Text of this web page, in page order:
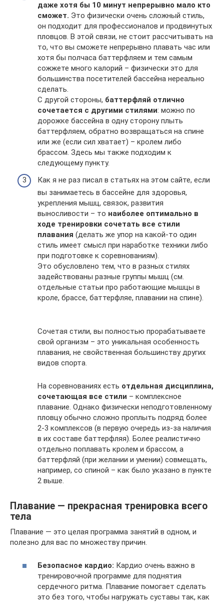
даже хотя бы 10 минут непрерывно мало кто
сможет. Это физически очень сложный стиль,
он подходит для профессионалов и продвинутых
пловцов. В этой связи, не стоит рассчитывать на
то, что вы сможете непрерывно плавать час или
хотя бы полчаса баттерфляем и тем самым
сожжете много калорий – физически это для
большинства посетителей бассейна нереально
сделать.
С другой стороны, баттерфляй отлично
сочетается с другими стилями: можно по
дорожке бассейна в одну сторону плыть
баттерфляем, обратно возвращаться на спине
или же (если сил хватает) – кролем либо
брассом. Здесь мы также подходим к
следующему пункту.
Как я не раз писал в статьях на этом сайте, если
вы занимаетесь в бассейне для здоровья,
укрепления мышц, связок, развития
выносливости – то наиболее оптимально в
ходе тренировки сочетать все стили
плавания (делать же упор на какой-то один
стиль имеет смысл при наработке техники либо
при подготовке к соревнованиям).
Это обусловлено тем, что в разных стилях
задействованы разные группы мышц (см.
отдельные статьи про работающие мышцы в
кроле, брассе, баттерфляе, плавании на спине).
Сочетая стили, вы полностью прорабатываете
свой организм – это уникальная особенность
плавания, не свойственная большинству других
видов спорта.
На соревнованиях есть отдельная дисциплина,
сочетающая все стили – комплексное
плавание. Однако физически неподготовленному
пловцу обычно сложно проплыть подряд более
2-3 комплексов (в первую очередь из-за наличия
в их составе баттерфляя). Более реалистично
отдельно поплавать кролем и брассом, а
баттерфляй (при желании и умении) совмещать,
например, со спиной – как было указано в пункте
2 выше.
Плавание — прекрасная тренировка всего
тела
Плавание — это целая программа занятий в одном, и
полезно для вас по множеству причин.
Безопасное кардио: Кардио очень важно в
тренировочной программе для поднятия
сердечного ритма. Плавание помогает сделать
это без того, чтобы нагружать суставы так, как